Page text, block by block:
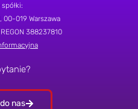
, 00-019 Warszawa
REGON 388237810
nas